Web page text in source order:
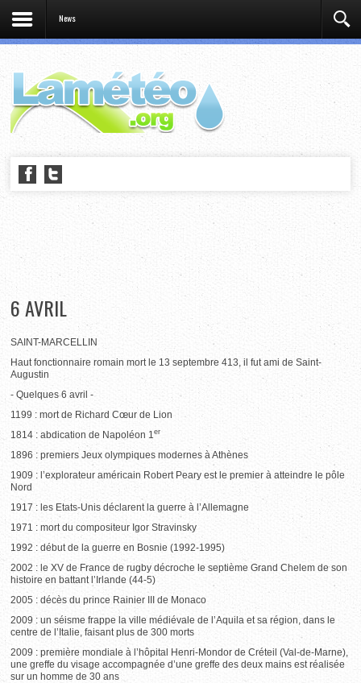
News
6 AVRIL
SAINT-MARCELLIN
Haut fonctionnaire romain mort le 13 septembre 413, il fut ami de Saint-
Augustin
- Quelques 6 avril -
1199 : mort de Richard Cœur de Lion
1814 : abdication de Napoléon 1er
1896 : premiers Jeux olympiques modernes à Athènes
1909 : l’explorateur américain Robert Peary est le premier à atteindre le pôle
Nord
1917 : les Etats-Unis déclarent la guerre à l’Allemagne
1971 : mort du compositeur Igor Stravinsky
1992 : début de la guerre en Bosnie (1992-1995)
2002 : le XV de France de rugby décroche le septième Grand Chelem de son
histoire en battant l’Irlande (44-5)
2005 : décès du prince Rainier III de Monaco
2009 : un séisme frappe la ville médiévale de l’Aquila et sa région, dans le
centre de l’Italie, faisant plus de 300 morts
2009 : première mondiale à l’hôpital Henri-Mondor de Créteil (Val-de-Marne),
une greffe du visage accompagnée d’une greffe des deux mains est réalisée
sur un homme de 30 ans